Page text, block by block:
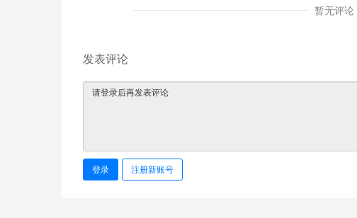
暂无评论
发表评论
登录 注册新账号